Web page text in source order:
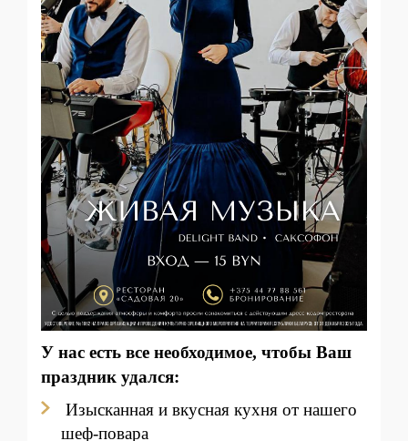
У нас есть все необходимое, чтобы Ваш
праздник удался:
Изысканная и вкусная кухня от нашего
шеф-повара